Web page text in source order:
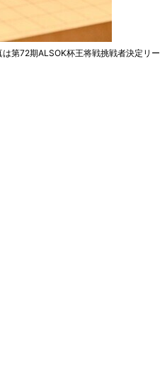
第72期ALSOK杯王将戦挑戦者決定リー